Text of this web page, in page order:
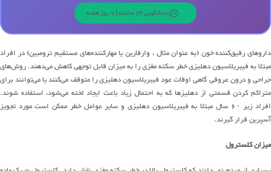
پاسخگویی 24 ساعته | 7 روز هفته
داروهایرقیقکنندهخون(به عنوان مثال ، وارفارین یامهارکنندههایمستقیم ترومبین)در افراد
مبتلا به فیبریلاسیون دهلیزی خطر سکته مغزی را به میزان قابل توجهی کاهشمیدهند.روشهای
جراحی ودرون عروقیگاهی اوقات عود فیبریلاسیون دهلیزی را متوقفمیکنندیامیتوانندبرای
متراکم کردنقسمتی از دهلیزها که به احتمال زیاد باعث ایجاد لخته میشود، استفاده شوند.
افراد زیر ۶۰ سال مبتلا به فیبریلاسیون دهلیزی و سایر عوامل خطر ممکن استمورد تجویز
آسپرینقرار گیرند.
میزانکلسترول